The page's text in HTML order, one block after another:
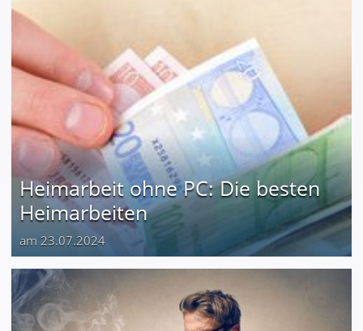
Heimarbeit ohne PC: Die besten
Heimarbeiten
am 23.07.2024